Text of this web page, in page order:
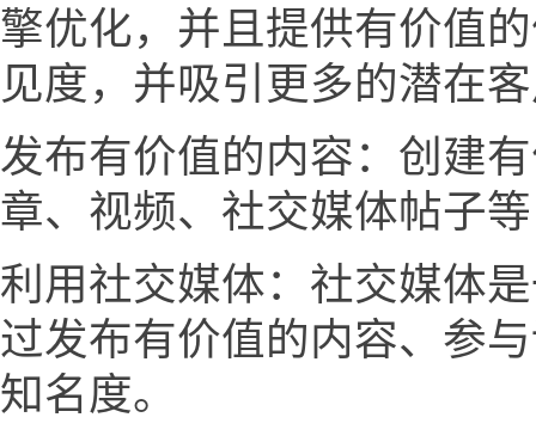
擎优化，并且提供有价值
见度，并吸引更多的潜在
发布有价值的内容：创建
章、视频、社交媒体帖子
利用社交媒体：社交媒体
过发布有价值的内容、参
知名度。